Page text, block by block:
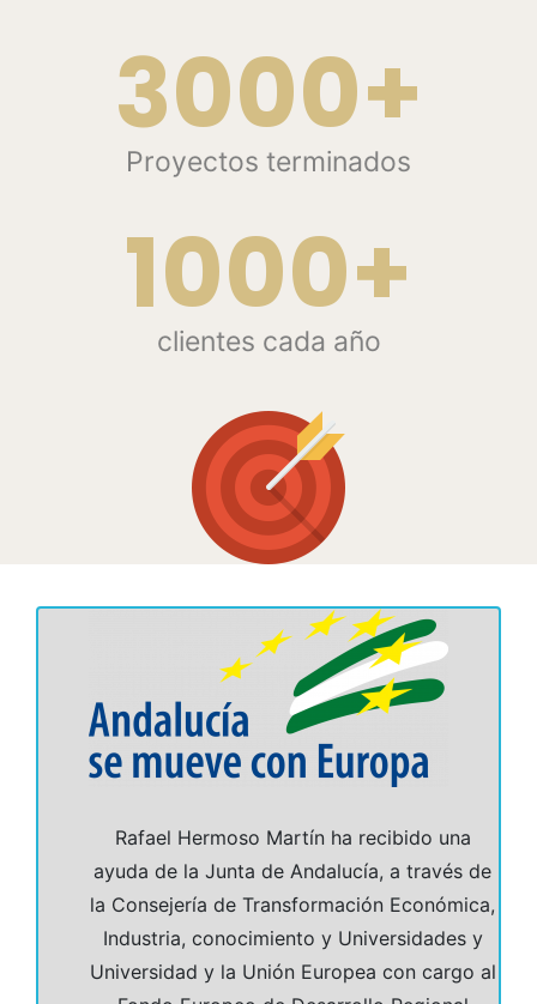
3000+
Proyectos terminados
1000+
clientes cada año
Rafael Hermoso Martín ha recibido una
ayuda de la Junta de Andalucía, a través de
la Consejería de Transformación Económica,
Industria, conocimiento y Universidades y
Universidad y la Unión Europea con cargo al